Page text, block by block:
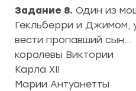
Задание 8. Один из
Гекльберри и Джимом,
вести пропавший сын…
королевы Виктории
Карла XII
Марии Антуанетты